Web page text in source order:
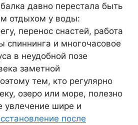
давно перестала быть
отдыхом у воды:
перенос снастей, работа
спиннинга и многочасовое
в неудобной позе
заметной
тем, кто регулярно
озеро или море, полезно
увлечение шире и
после